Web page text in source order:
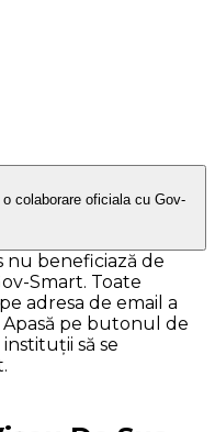
colaborare oficiala cu Gov-
nu beneficiază de
Smart. Toate
adresa de email a
pe butonul de
să se